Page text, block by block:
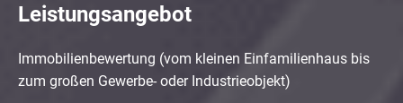
Leistungsangebot
Immobilienbewertung (vom kleinen Einfamilienhaus bis
zum großen Gewerbe- oder Industrieobjekt)